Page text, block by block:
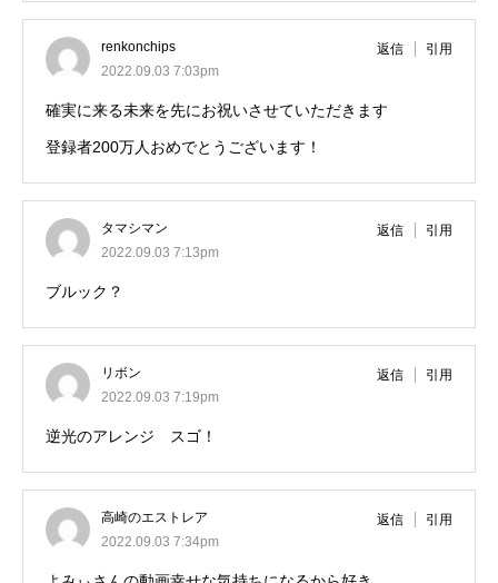
renkonchips
2022.09.03 7:03pm
返信 引用
確実に来る未来を先にお祝いさせていただきます
登録者200万人おめでとうございます！
タマシマン
2022.09.03 7:13pm
返信 引用
ブルック？
リボン
2022.09.03 7:19pm
返信 引用
逆光のアレンジ スゴ！
高崎のエストレア
2022.09.03 7:34pm
返信 引用